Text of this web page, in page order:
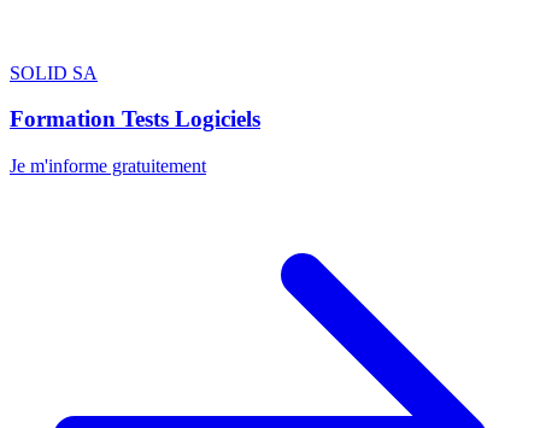
SOLID SA
Formation Tests Logiciels
Je m'informe gratuitement